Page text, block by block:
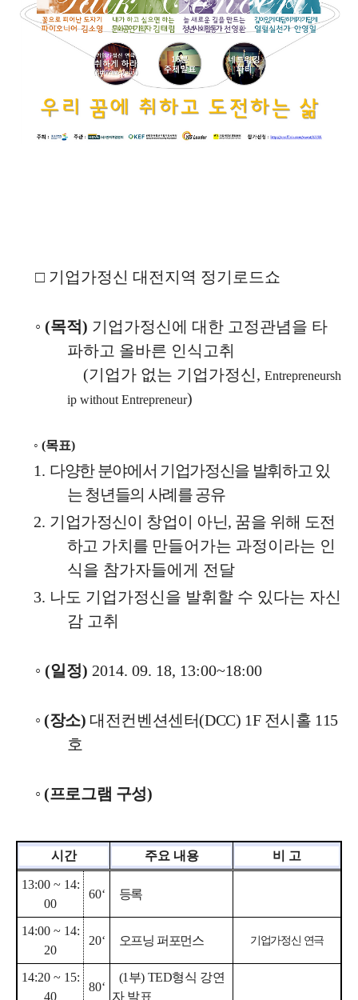
□ 기업가정신 대전지역 정기로드쇼
◦ (목적) 기업가정신에 대한 고정관념을 타
파하고 올바른 인식고취
(기업가 없는 기업가정신, Entrepreneursh
ip without Entrepreneur)
◦(목표)
1. 다양한 분야에서 기업가정신을 발휘하고 있
는 청년들의 사례를 공유
2. 기업가정신이 창업이 아닌, 꿈을 위해 도전
하고 가치를 만들어가는 과정이라는 인
식을 참가자들에게 전달
3. 나도 기업가정신을 발휘할 수 있다는 자신
감 고취
◦ (일정) 2014. 09. 18, 13:00~18:00
◦ (장소) 대전컨벤션센터(DCC) 1F 전시홀 115
호
◦ (프로그램 구성)
시간 주요 내용 비 고
13:00 ~ 14:
00
60‘ 등록
14:00 ~ 14:
20
20‘ 오프닝 퍼포먼스 기업가정신 연극
14:20 ~ 15:
40
80‘
(1 부) TED형식 강연
자 발표